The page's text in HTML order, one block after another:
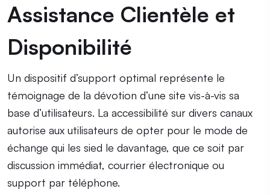
Assistance Clientèle et
Disponibilité
Un dispositif d’support optimal représente le
témoignage de la dévotion d’une site vis-à-vis sa
base d’utilisateurs. La accessibilité sur divers canaux
autorise aux utilisateurs de opter pour le mode de
échange qui les sied le davantage, que ce soit par
discussion immédiat, courrier électronique ou
support par téléphone.